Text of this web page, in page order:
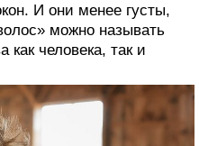
И они менее густы,
можно называть
как человека, так и